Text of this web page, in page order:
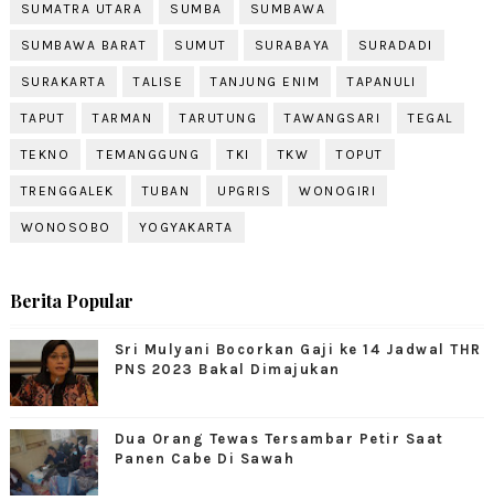
SUMATRA UTARA SUMBA SUMBAWA
SUMBAWA BARAT SUMUT SURABAYA SURADADI
SURAKARTA TALISE TANJUNG ENIM TAPANULI
TAPUT TARMAN TARUTUNG TAWANGSARI TEGAL
TEKNO TEMANGGUNG TKI TKW TOPUT
TRENGGALEK TUBAN UPGRIS WONOGIRI
WONOSOBO YOGYAKARTA
Berita Popular
Sri Mulyani Bocorkan Gaji ke 14 Jadwal THR
PNS 2023 Bakal Dimajukan
Dua Orang Tewas Tersambar Petir Saat
Panen Cabe Di Sawah